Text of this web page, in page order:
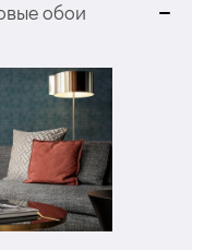
обои